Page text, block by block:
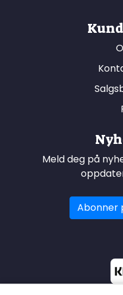
Meld deg på
Abonner